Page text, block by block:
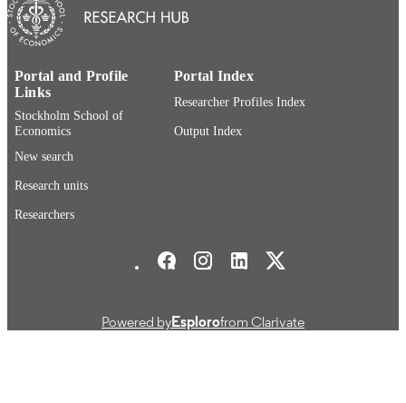
PAGES
IDENTIFIERS
ACADEMIC
Department of Marketing and Strategy
LANGUAGE Swedish
Portal and Profile
Links
Stockholm School of
Economics
New search
Research units
Researchers
Portal Index
Researcher Profiles Index
Output Index
Powered byEsplorofrom Clarivate